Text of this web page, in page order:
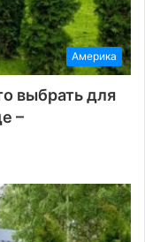
Америка
выбрать для
–